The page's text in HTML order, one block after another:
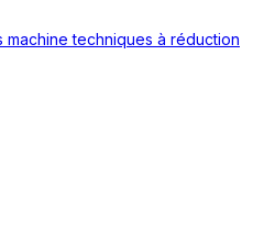
machine techniques à réduction